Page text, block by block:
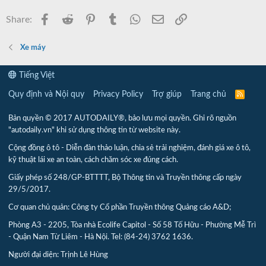
Share: Facebook
Reddit PinterestTumblr WhatsApp
Email
Xe máy
Tiếng Việt
Quy định và Nội quy Privacy Policy Trợ giúp Trang chủ
R
Bản quyền © 2017 AUTODAILY®, bảo lưu mọi quyền. Ghi rõ nguồn
"autodaily.vn" khi sử dụng thông tin từ website này.
Cộng đồng ô tô - Diễn đàn thảo luận, chia sẻ trải nghiệm, đánh giá xe ô tô,
kỹ thuật lái xe an toàn, cách chăm sóc xe đúng cách.
Giấy phép số 248/GP-BTTTT, Bộ Thông tin và Truyền thông cấp ngày
29/5/2017.
Cơ quan chủ quản: Công ty Cổ phần Truyền thông Quảng cáo A&D;
Phòng A3 - 2205, Tòa nhà Ecolife Capitol - Số 58 Tố Hữu - Phường Mễ Trì
- Quận Nam Từ Liêm - Hà Nội. Tel: (84-24) 3762 1636.
Người đại diện: Trịnh Lê Hùng